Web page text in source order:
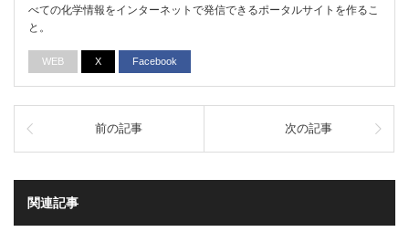
べての化学情報をインターネットで発信できるポータルサイトを作るこ
と。
WEB X Facebook
前の記事 次の記事
関連記事